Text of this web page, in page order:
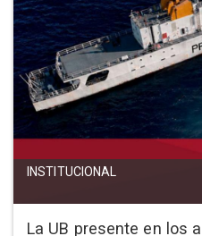
INSTITUCIONAL
La UB presente en los